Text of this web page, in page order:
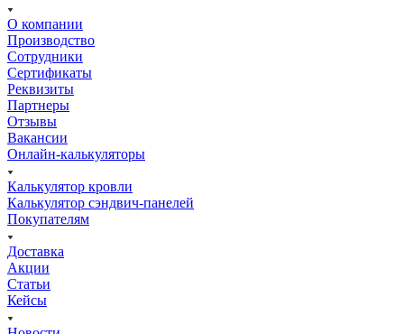
О компании
Производство
Сотрудники
Сертификаты
Реквизиты
Партнеры
Отзывы
Вакансии
Онлайн-калькуляторы
Калькулятор кровли
Калькулятор сэндвич-панелей
Покупателям
Доставка
Акции
Статьи
Кейсы